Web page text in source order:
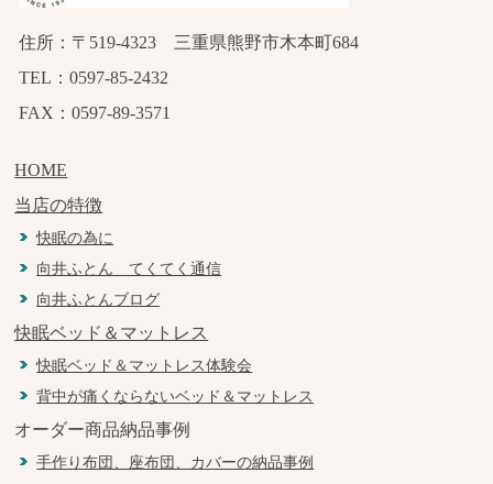
住所：〒519-4323 三重県熊野市木本町684
TEL：0597-85-2432
FAX：0597-89-3571
HOME
当店の特徴
快眠の為に
向井ふとん てくてく通信
向井ふとんブログ
快眠ベッド＆マットレス
快眠ベッド＆マットレス体験会
背中が痛くならないベッド＆マットレス
オーダー商品納品事例
手作り布団、座布団、カバーの納品事例